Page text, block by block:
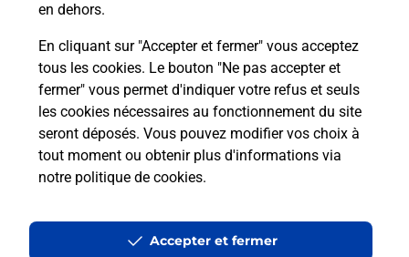
en dehors.
En cliquant sur "Accepter et fermer" vous acceptez
tous les cookies. Le bouton "Ne pas accepter et
fermer" vous permet d'indiquer votre refus et seuls
les cookies nécessaires au fonctionnement du site
seront déposés. Vous pouvez modifier vos choix à
tout moment ou obtenir plus d'informations via
notre politique de cookies.
Accepter et fermer
Localiser Liste Boîtes aux lettres Isère Chuzelles
Accessibilité : partiellement conforme